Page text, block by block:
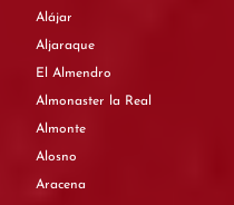
Alájar
Aljaraque
El Almendro
Almonaster la Real
Almonte
Alosno
Aracena